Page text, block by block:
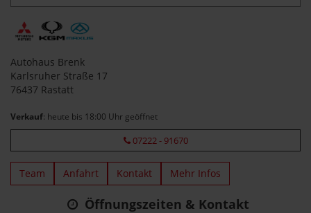
Autohaus Brenk
Karlsruher Straße 17
76437 Rastatt
Verkauf: heute bis 18:00 Uhr geöffnet
07222 - 91670
Team Anfahrt Kontakt Mehr Infos
Öffnungszeiten & Kontakt